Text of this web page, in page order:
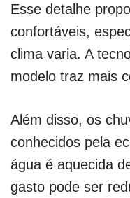
Esse detalhe
confortáveis,
clima varia. A
modelo traz mais
Além disso, os
conhecidos pela
água é aquecida
gasto pode ser